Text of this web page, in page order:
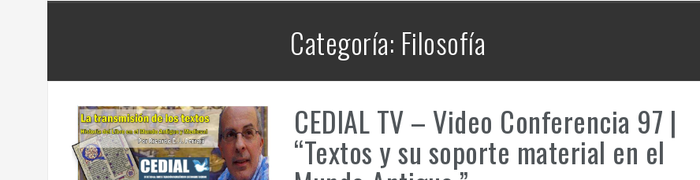
contra la República Federativa del
12 | Brasil en alerta y la hegemonía
continental de EE.UU..
Categoría: Filosofía
CEDIAL TV – Video Conferencia 97 |
“Textos y su soporte material en el